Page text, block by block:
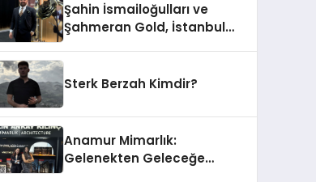
Şahin İsmailoğulları ve
Şahmeran Gold, İstanbul
Sterk Berzah Kimdir?
Anamur Mimarlık:
Gelenekten Geleceğe